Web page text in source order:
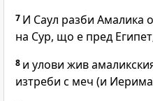
7 И Саул разби Амалика
на Сур, що е пред
8 и улови жив
изтреби с меч (и